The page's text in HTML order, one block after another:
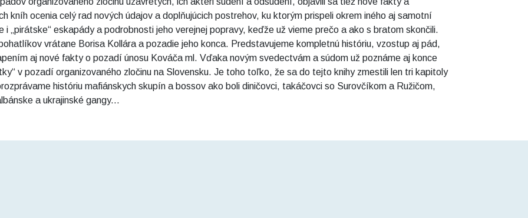
kníh ocenia celý rad nových údajov a doplňujúcich postrehov, ku ktorým prispeli okrem iného aj samotní
„pirátske“ eskapády a podrobnosti jeho verejnej popravy, keďže už vieme prečo a ako s bratom skončili.
vrátane Borisa Kollára a pozadie jeho konca. Predstavujeme kompletnú históriu, vzostup aj pád,
aj nové fakty o pozadí únosu Kováča ml. Vďaka novým svedectvám a súdom už poznáme aj konce
v pozadí organizovaného zločinu na Slovensku. Je toho toľko, že sa do tejto knihy zmestili len tri kapitoly
históriu mafiánskych skupín a bossov ako boli diničovci, takáčovci so Surovčíkom a Ružičom,
a ukrajinské gangy...